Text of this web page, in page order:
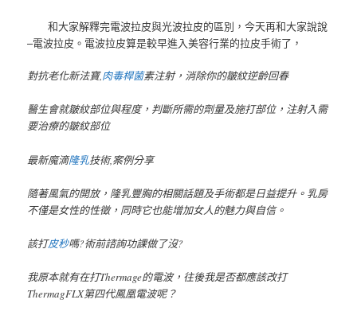
和大家解釋 完電波拉皮與光波拉皮的區別，今天再和大家說說
–電波拉皮。電波拉皮算是較早進入美容行業的拉皮手術了，
對抗老化新法寶,肉毒桿菌素注射，消除你的皺紋逆齡回春
醫生會就皺紋部位與程度，判斷所需的劑量及施打部位，注射入需
要治療的皺紋部位
最新魔滴隆乳技術,案例分享
隨著風氣的開放，隆乳豐胸的相關話題及手術都是日益提升。乳房
不僅是女性的性徵，同時它也能增加女人的魅力與自信。
該打皮秒嗎?術前諮詢功課做了沒?
我原本就有在打Thermage的電波，往後我是否都應該改打
ThermagFLX第四代鳳凰電波呢？